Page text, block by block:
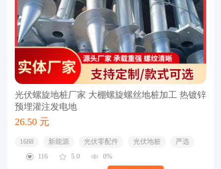
光伏螺旋地桩厂家 大棚螺旋螺丝地桩加工 热镀锌
预埋灌注发电地
26.50 元
1688 新能源 光伏零配件 光伏地桩
严选
116
5.0 0%